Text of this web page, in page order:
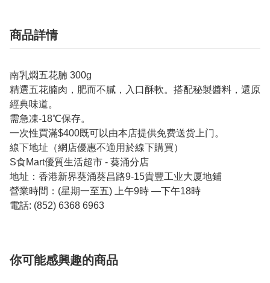
商品詳情
南乳燜五花腩 300g
精選五花腩肉，肥而不膩，入口酥軟。搭配秘製醬料，還原
經典味道。
需急凍-18℃保存。
一次性買滿$400既可以由本店提供免费送货上门。
線下地址（網店優惠不適用於線下購買）
S食Mart優質生活超市 - 葵涌分店
地址：香港新界葵涌葵昌路9-15貴豐工业大厦地鋪
營業時間：(星期一至五) 上午9時 —下午18時
電話: (852) 6368 6963
你可能感興趣的商品